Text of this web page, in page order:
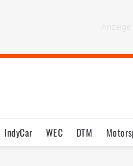
IndyCar WEC DTM